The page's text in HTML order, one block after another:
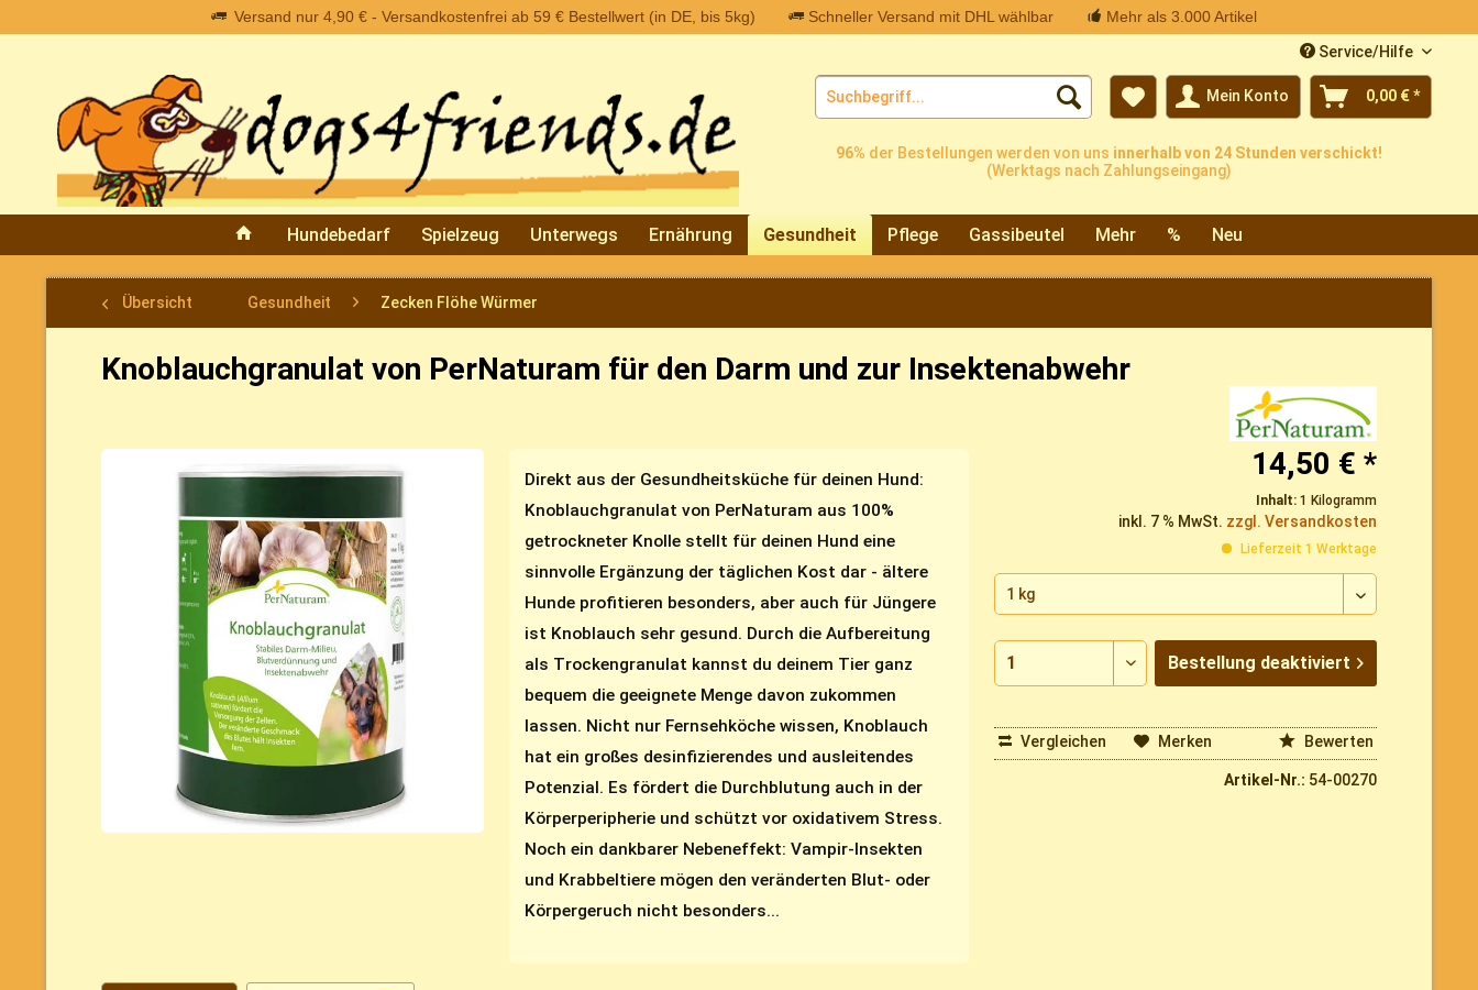
Versand nur 4,90 € - Versandkostenfrei ab 59 € Bestellwert (in DE, bis 5kg) Schneller Versand mit DHL wählbar
Mehr als 3.000 Artikel
Service/Hilfe
Mein Konto 0,00 € *
96% der Bestellungen werden von uns innerhalb von 24 Stunden verschickt!
(Werktags nach Zahlungseingang)
Hundebedarf Spielzeug Unterwegs Ernährung Gesundheit Pflege Gassibeutel Mehr % Neu
Übersicht Gesundheit Zecken Flöhe Würmer
Knoblauchgranulat von PerNaturam für den Darm und zur Insektenabwehr
Direkt aus der Gesundheitsküche für deinen Hund:
Knoblauchgranulat von PerNaturam aus 100%
getrockneter Knolle stellt für deinen Hund eine
sinnvolle Ergänzung der täglichen Kost dar - ältere
Hunde profitieren besonders, aber auch für Jüngere
ist Knoblauch sehr gesund. Durch die Aufbereitung
als Trockengranulat kannst du deinem Tier ganz
bequem die geeignete Menge davon zukommen
lassen. Nicht nur Fernsehköche wissen, Knoblauch
hat ein großes desinfizierendes und ausleitendes
Potenzial. Es fördert die Durchblutung auch in der
Körperperipherie und schützt vor oxidativem Stress.
Noch ein dankbarer Nebeneffekt: Vampir-Insekten
und Krabbeltiere mögen den veränderten Blut- oder
Körpergeruch nicht besonders...
14,50 € *
Inhalt: 1 Kilogramm
inkl. 7 % MwSt. zzgl. Versandkosten
Lieferzeit 1 Werktage
Bestellung deaktiviert
Vergleichen Merken Bewerten
Artikel-Nr.: 54-00270